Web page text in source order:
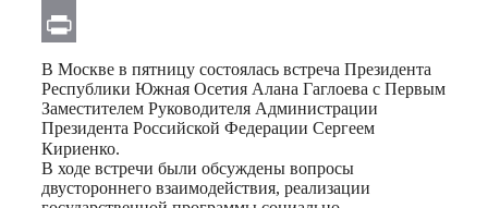
Email
Print
В Москве в пятницу состоялась встреча Президента
Республики Южная Осетия Алана Гаглоева с Первым
Заместителем Руководителя Администрации
Президента Российской Федерации Сергеем
Кириенко. ⠀
В ходе встречи были обсуждены вопросы
двустороннего взаимодействия, реализации